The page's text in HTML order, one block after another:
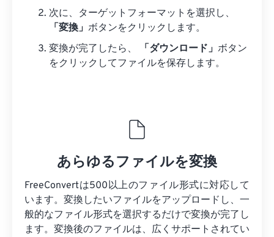
次に、ターゲットフォーマットを選択し、
「変換」 ボタンをクリックします。
変換が完了したら、
「ダウンロード」 ボタン
をクリックしてファイルを保存します。
あらゆるファイルを変換
FreeConvertは500以上のファイル形式に対応して
います。変換したいファイルをアップロードし、一
般的なファイル形式を選択するだけで変換が完了し
ます。変換後のファイルは、広くサポートされてい